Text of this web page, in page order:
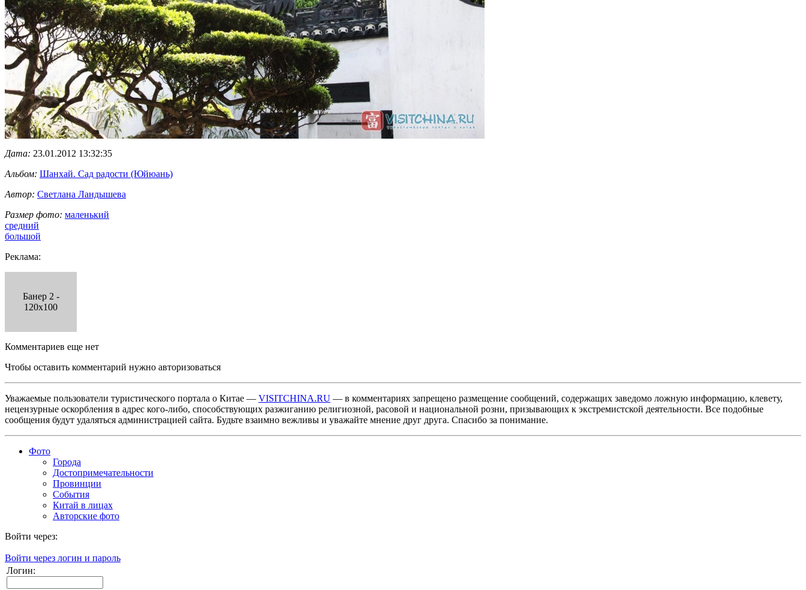
Дата: 23.01.2012 13:32:35
Альбом: Шанхай. Сад радости (Юйюань)
Автор: Светлана Ландышева
Размер фото: маленький
средний
большой
Реклама:
Банер 2 -
120x100
Комментариев еще нет
Чтобы оставить комментарий нужно авторизоваться
Уважаемые пользователи туристического портала о Китае — VISITCHINA.RU — в комментариях запрещено размещение сообщений, содержащих заведомо ложную информацию, клевету,
нецензурные оскорбления в адрес кого-либо, способствующих разжиганию религиозной, расовой и национальной розни, призывающих к экстремистской деятельности. Все подобные
сообщения будут удаляться администрацией сайта. Будьте взаимно вежливы и уважайте мнение друг друга. Спасибо за понимание.
Фото
Города
Достопримечательности
Провинции
События
Китай в лицах
Авторские фото
Войти через:
Войти через логин и пароль
Логин: